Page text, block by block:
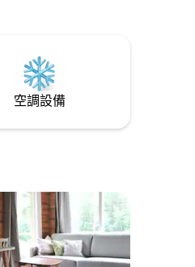
空調設備